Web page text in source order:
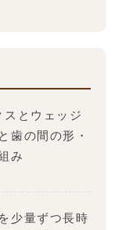
とウェッジ
歯の間の形・
み
少量ずつ長時